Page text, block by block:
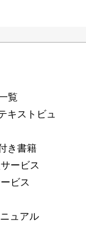
覧
キストビュ
き書籍
ービス
ビス
ュアル